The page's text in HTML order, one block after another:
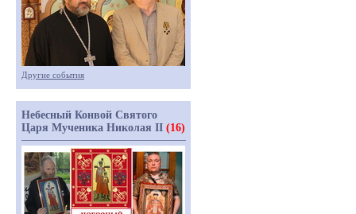
Другие события
Небесный Конвой Святого
Царя Мученика Николая II (16)